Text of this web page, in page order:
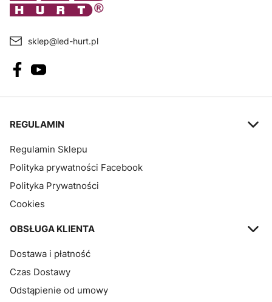
sklep@led-hurt.pl
Linki w stopce
REGULAMIN
Regulamin Sklepu
Polityka prywatności Facebook
Polityka Prywatności
Cookies
OBSŁUGA KLIENTA
Dostawa i płatność
Czas Dostawy
Odstąpienie od umowy